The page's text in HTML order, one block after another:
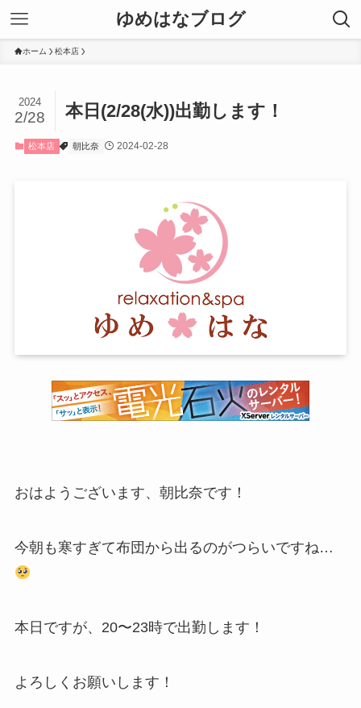
ゆめはなブログ
ホーム 松本店
本日(2/28(水))出勤します！
2024
2/28
松本店 朝比奈 2024-02-28
おはようございます、朝比奈です！
今朝も寒すぎて布団から出るのがつらいですね…
本日ですが、20〜23時で出勤します！
よろしくお願いします！